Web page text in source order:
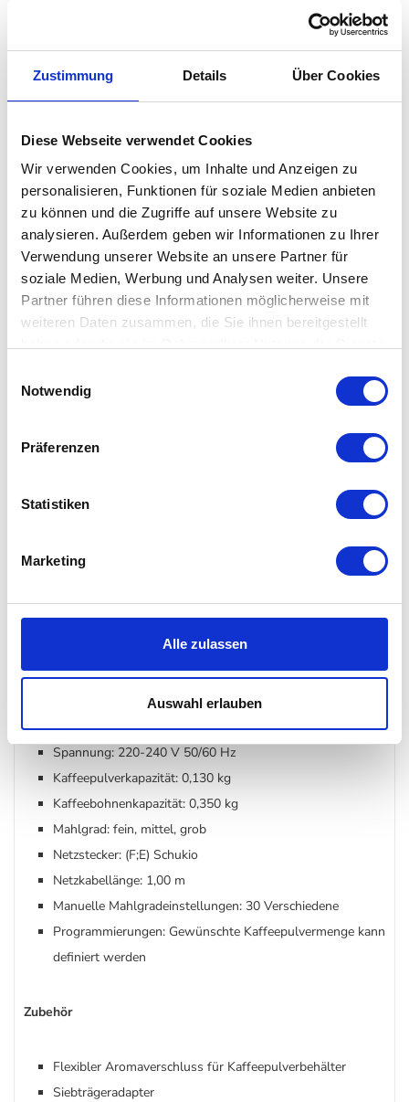
Zustimmung Details Über Cookies
Diese Webseite verwendet Cookies
Wir verwenden Cookies, um Inhalte und Anzeigen zu
personalisieren, Funktionen für soziale Medien anbieten
zu können und die Zugriffe auf unsere Website zu
analysieren. Außerdem geben wir Informationen zu Ihrer
Verwendung unserer Website an unsere Partner für
soziale Medien, Werbung und Analysen weiter. Unsere
Partner führen diese Informationen möglicherweise mit
weiteren Daten zusammen, die Sie ihnen bereitgestellt
Datenschutzerklärung
Notwendig
Präferenzen
Statistiken
Marketing
Alle zulassen
Auswahl erlauben
Es ist die Mühle, die den Kaffee macht, deshalb läuft Mahlwerk
helfen Ihnen die Kaffeebohne in der für Sie optimalen Stärke zu
verarbeiten.
Experimentierfreudige aufgepasst:Neben den automatischen
Funktionen können Sie die Retro-Kaffeemühle auch in den
manuellen Modus setzen und Ihre Erkundungstour nach der für
Sie besten Kaffeesignatur starten.
Material: Tritan™ (BPA-frei), Edelstahl, Kunststoff,
Silikondichtung
Farbe: Pastellblau, Rot, Schwarz, Creme, Weiß,
Pastellgrün
Gewicht: 3,100 kg
Maximale Leistung: 150 Watt
Spannung: 220-240 V 50/60 Hz
Kaffeepulverkapazität: 0,130 kg
Kaffeebohnenkapazität: 0,350 kg
Mahlgrad: fein, mittel, grob
Netzstecker: (F;E) Schukio
Netzkabellänge: 1,00 m
Manuelle Mahlgradeinstellungen: 30 Verschiedene
Programmierungen: Gewünschte Kaffeepulvermenge kann
definiert werden
Zubehör
Flexibler Aromaverschluss für Kaffeepulverbehälter
Siebträgeradapter